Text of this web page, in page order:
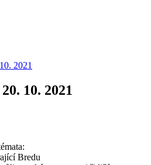
2021
10. 2021
Bredu